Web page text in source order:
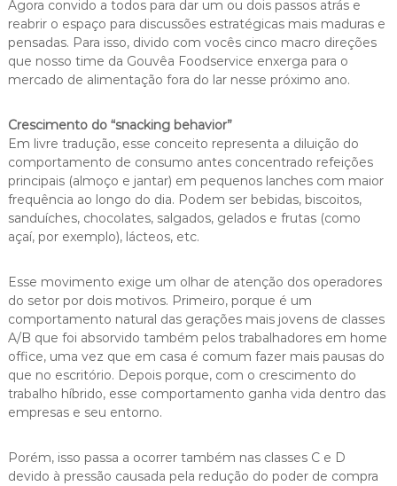
Agora convido a todos para dar um ou dois passos atrás e
reabrir o espaço para discussões estratégicas mais maduras e
pensadas. Para isso, divido com vocês cinco macro direções
que nosso time da Gouvêa Foodservice enxerga para o
mercado de alimentação fora do lar nesse próximo ano.
Crescimento do “snacking behavior”
Em livre tradução, esse conceito representa a diluição do
comportamento de consumo antes concentrado refeições
principais (almoço e jantar) em pequenos lanches com maior
frequência ao longo do dia. Podem ser bebidas, biscoitos,
sanduíches, chocolates, salgados, gelados e frutas (como
açaí, por exemplo), lácteos, etc.
Esse movimento exige um olhar de atenção dos operadores
do setor por dois motivos. Primeiro, porque é um
comportamento natural das gerações mais jovens de classes
A/B que foi absorvido também pelos trabalhadores em home
office, uma vez que em casa é comum fazer mais pausas do
que no escritório. Depois porque, com o crescimento do
trabalho híbrido, esse comportamento ganha vida dentro das
empresas e seu entorno.
Porém, isso passa a ocorrer também nas classes C e D
devido à pressão causada pela redução do poder de compra